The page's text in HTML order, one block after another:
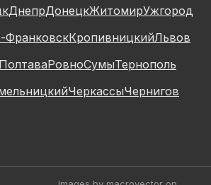
ДнепрДонецкЖитомирУжгород
ФранковскКропивницкийЛьвов
ПолтаваРовноСумыТернополь
ЧеркассыЧернигов